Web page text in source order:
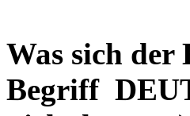
Was sich der
Begriff